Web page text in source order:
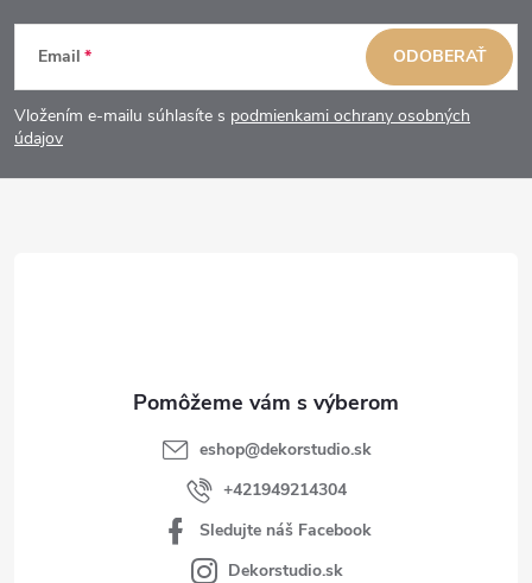
Z
á
p
Email
Vložením e-mailu súhlasíte s podmienkami ochrany osobných
údajov
ODOBERAŤ
eshop@dekorstudio.sk
+421949214304
Sledujte náš Facebook
Dekorstudio.sk